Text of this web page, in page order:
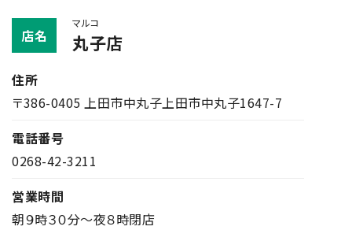
店名
マルコ
丸子店
住所
〒386-0405 上田市中丸子上田市中丸子1647-7
電話番号
0268-42-3211
営業時間
朝９時３０分～夜８時閉店